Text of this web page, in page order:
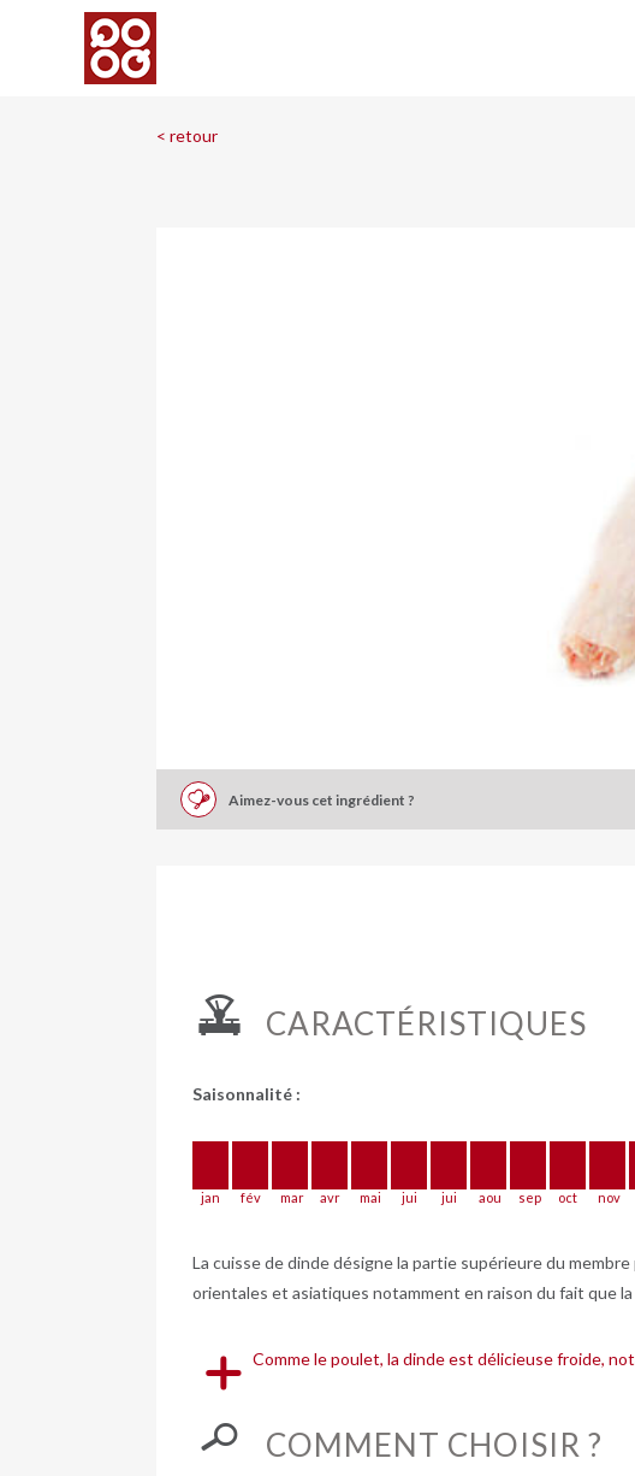
< retour
Aimez-vous cet ingrédient ?
CARACTÉRISTIQUES
Saisonnalité :
jan fév mar avr mai jui jui aou sep oct nov
La cuisse de dinde désigne la partie supérieure du
orientales et asiatiques notamment en raison du fait que
Comme le poulet, la dinde est délicieuse froide,
COMMENT CHOISIR ?